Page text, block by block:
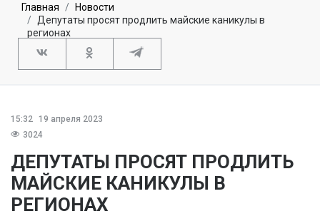
Главная
Новости
Депутаты просят продлить майские каникулы в
регионах
15:32 19 апреля 2023
3024
ДЕПУТАТЫ ПРОСЯТ ПРОДЛИТЬ
МАЙСКИЕ КАНИКУЛЫ В
РЕГИОНАХ